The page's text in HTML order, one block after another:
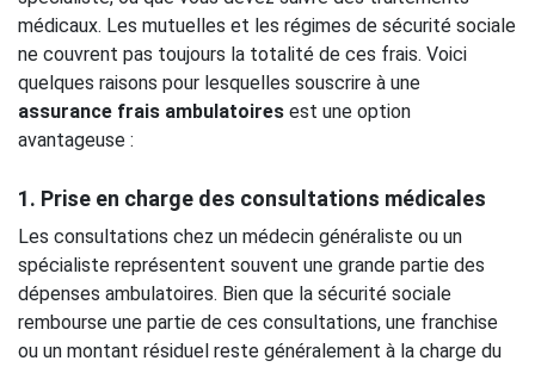
médicaux. Les mutuelles et les régimes de sécurité sociale
ne couvrent pas toujours la totalité de ces frais. Voici
quelques raisons pour lesquelles souscrire à une
assurance frais ambulatoires est une option
avantageuse :
1. Prise en charge des consultations médicales
Les consultations chez un médecin généraliste ou un
spécialiste représentent souvent une grande partie des
dépenses ambulatoires. Bien que la sécurité sociale
rembourse une partie de ces consultations, une franchise
ou un montant résiduel reste généralement à la charge du